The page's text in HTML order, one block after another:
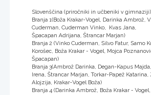
Slovenščina (priročniki in učbeniki v
Branja 1(Boža Krakar-Vogel, Darinka Ambrož,
Cuderman, Cuderman Vinko, Kvas Jana,
Špacapan Adrijana, Štrancar Marjan)
Branja 2 (Vinko Cuderman, Silvo Fatur, Samo
Korošec, Boža Krakar - Vogel, Mojca
Špacapan)
Branja 3(Ambrož Darinka, Degan-Kapus
Irena, Štrancar Marjan, Torkar-Papež
Alojzija, Krakar-Vogel Boža)
Branja 4 (Darinka Ambrož, Boža Krakar - Vogel,